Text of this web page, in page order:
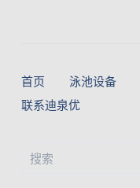
首页 泳池设备
联系迪泉优